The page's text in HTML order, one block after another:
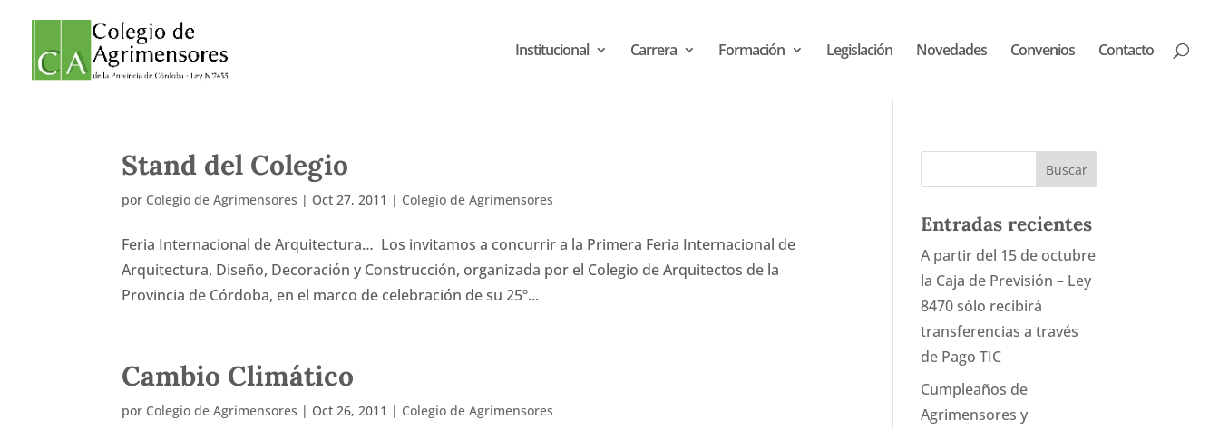
Institucional Carrera Formación Legislación Novedades Convenios Contacto
Stand del Colegio
por Colegio de Agrimensores | Oct 27, 2011 | Colegio de Agrimensores
Feria Internacional de Arquitectura… Los invitamos a concurrir a la Primera Feria Internacional de
Arquitectura, Diseño, Decoración y Construcción, organizada por el Colegio de Arquitectos de la
Provincia de Córdoba, en el marco de celebración de su 25º...
Cambio Climático
por Colegio de Agrimensores | Oct 26, 2011 | Colegio de Agrimensores
Entradas recientes
A partir del 15 de octubre
la Caja de Previsión – Ley
8470 sólo recibirá
transferencias a través
de Pago TIC
Cumpleaños de
Agrimensores y